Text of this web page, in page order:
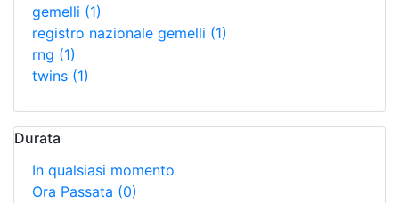
gemelli (1)
registro nazionale gemelli (1)
rng (1)
twins (1)
Durata
In qualsiasi momento
Ora Passata (0)